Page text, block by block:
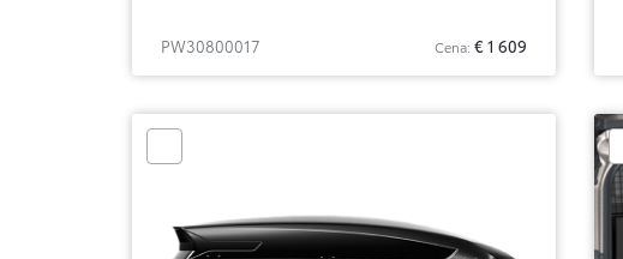
PW30800017 Cena: € 1 609